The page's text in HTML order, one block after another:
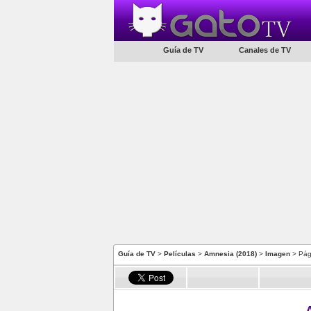
Guía de TV Canales de TV
Guía de TV > Películas > Amnesia (2018) > Imagen >